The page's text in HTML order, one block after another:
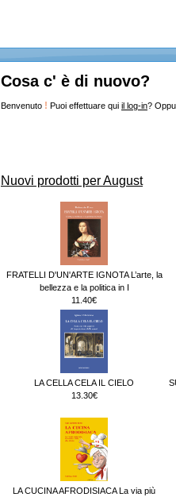
Cosa c' è di nuovo?
Benvenuto ! Puoi effettuare qui il log-in?
Nuovi prodotti per August
FRATELLI D'UN'ARTE IGNOTA L’arte, la
bellezza e la politica in I
11.40€
LA CELLA CELA IL CIELO
13.30€
LA CUCINA AFRODISIACA La via più